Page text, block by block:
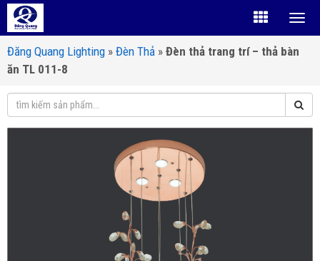
Đăng Quang Lighting » Đèn Thả » Đèn thả trang trí – thả bàn
ăn TL 011-8